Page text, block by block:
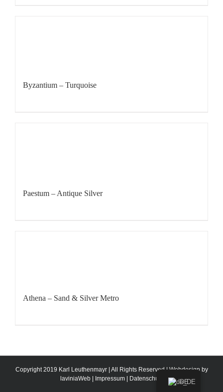
Byzantium – Turquoise
Paestum – Antique Silver
Athena – Sand & Silver Metro
Copyright 2019 Karl Leuthenmayr | All Rights Reserved | Webdesign by
laviniaWeb| Impressum| Datenschutz DE